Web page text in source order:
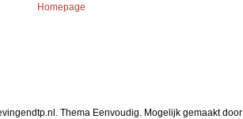
Homepage
Thema Eenvoudig. Mogelijk gemaakt door